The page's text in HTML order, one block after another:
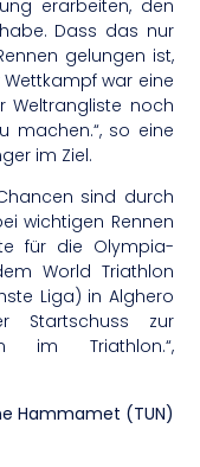
erarbeiten, den
Dass das nur
gelungen ist,
war eine
Weltrangliste noch
machen.“, so eine
im Ziel.
sind durch
wichtigen Rennen
für die Olympia-
World Triathlon
Liga) in Alghero
Startschuss zur
im Triathlon.“,
Hammamet (TUN)